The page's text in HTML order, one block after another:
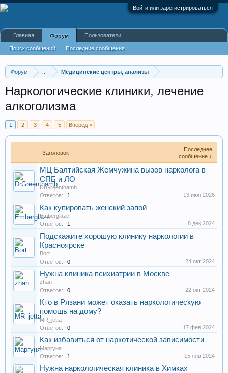
Войти или зарегистрироваться
Форум Медицинские центры, анализы
Наркологические клиники, лечение
алкоголизма
1 2 3 4 5 Вперёд >
Заголовок
Последнее
сообщение ↓
МЦ Балтийская Жемчужина вызов нарколога в
СПБ и ЛО
DrGreenthamb
Ответов:
1 13 июн 2026
Как купировать женский запой
Emberglaze
Ответов:
1 8 дек 2024
Подскажите хорошую клинику наркологии в
Красноярске
Bort
Ответов:
0 24 окт 2024
Нужна клиника психиатрии в Москве
zhan
Ответов:
0 22 окт 2024
Кто в Рязани может оказать наркологическую
помощь на дому?
MR_jetta
Ответов:
0 17 фев 2024
Как избавиться от наркотической зависимости
Маргуня
Ответов:
1 15 янв 2024
Нужна наркологическая клиника в Химках
Главная Форум
Поиск сообщений Последние сообщения
Пользователи